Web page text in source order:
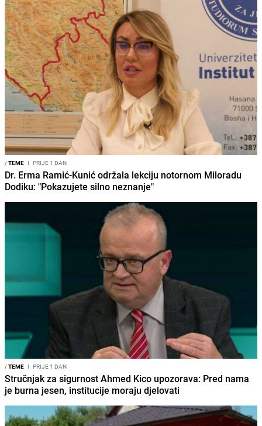
/TEME I PRIJE 1 DAN
Dr. Erma Ramić-Kunić održala lekciju notornom Miloradu
Dodiku: "Pokazujete silno neznanje"
/TEME I PRIJE 1 DAN
Stručnjak za sigurnost Ahmed Kico upozorava: Pred nama
je burna jesen, institucije moraju djelovati